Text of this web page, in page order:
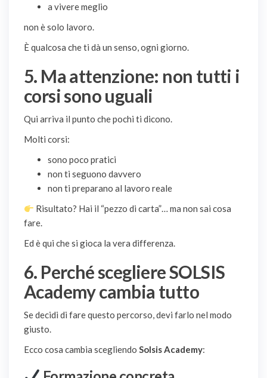
a vivere meglio
non è solo lavoro.
È qualcosa che ti dà un senso, ogni giorno.
5. Ma attenzione: non tutti i
corsi sono uguali
Qui arriva il punto che pochi ti dicono.
Molti corsi:
sono poco pratici
non ti seguono davvero
non ti preparano al lavoro reale
Risultato? Hai il “pezzo di carta”… ma non sai cosa
fare.
Ed è qui che si gioca la vera differenza.
6. Perché scegliere SOLSIS
Academy cambia tutto
Se decidi di fare questo percorso, devi farlo nel modo
giusto.
Ecco cosa cambia scegliendo Solsis Academy: